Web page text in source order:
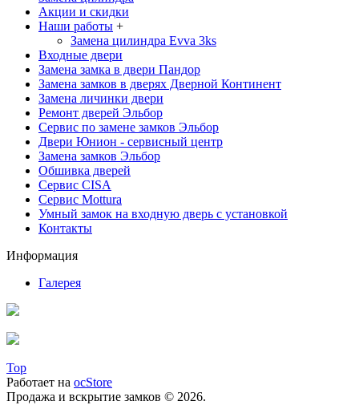
Акции и скидки
Наши работы +
Замена цилиндра Evva 3ks
Входные двери
Замена замка в двери Пандор
Замена замков в дверях Дверной Континент
Замена личинки двери
Ремонт дверей Эльбор
Сервис по замене замков Эльбор
Двери Юнион - сервисный центр
Замена замков Эльбор
Обшивка дверей
Сервис CISA
Сервис Mottura
Умный замок на входную дверь с установкой
Контакты
Информация
Галерея
Top
Работает на ocStore
Продажа и вскрытие замков © 2026.